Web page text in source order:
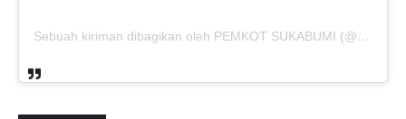
Sebuah kiriman dibagikan oleh PEMKOT SUKABUMI (@pemkotsukabumi_)